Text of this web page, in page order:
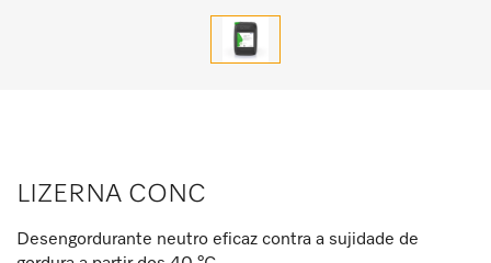
LIZERNA CONC
Desengordurante neutro eficaz contra a sujidade de